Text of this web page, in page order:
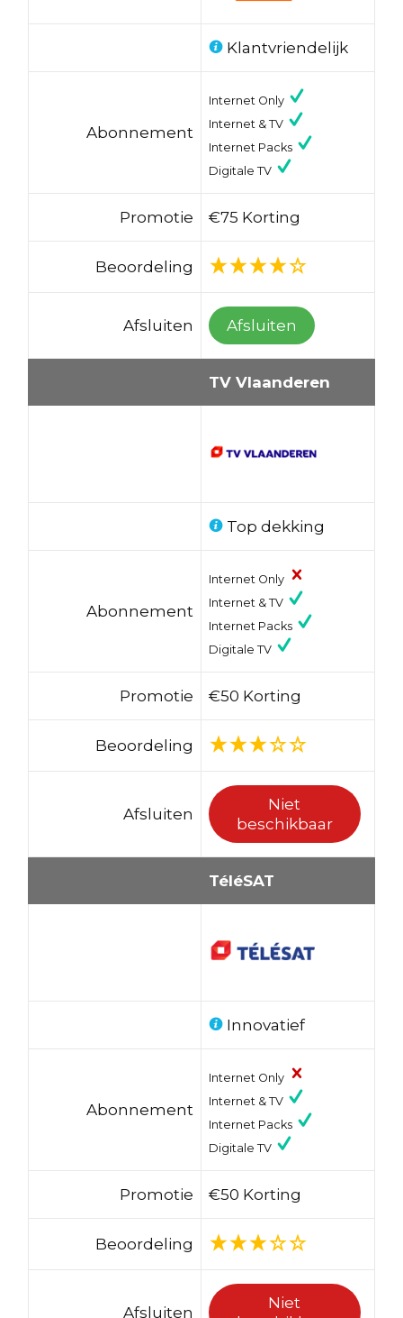
Klantvriendelijk
Abonnement
Internet Only
Internet & TV
Internet Packs
Digitale TV
Promotie €75 Korting
Beoordeling
Afsluiten Afsluiten
TV Vlaanderen
Top dekking
Abonnement
Internet Only
Internet & TV
Internet Packs
Digitale TV
Promotie €50 Korting
Beoordeling
Afsluiten
Niet
beschikbaar
TéléSAT
Innovatief
Abonnement
Internet Only
Internet & TV
Internet Packs
Digitale TV
Promotie €50 Korting
Beoordeling
Afsluiten
Niet